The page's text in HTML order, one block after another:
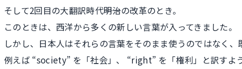
そして2回目の大翻訳時代――明治の改革のとき。
このときは、西洋から多くの新しい言葉が入ってきました。
しかし、日本人はそれらの言葉をそのまま使うのではなく
例えば “society” を「社会」、 “right” を「権利」と訳すよ